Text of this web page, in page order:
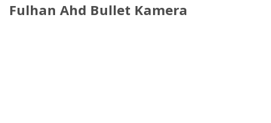
Fulhan Ahd Bullet Kamera